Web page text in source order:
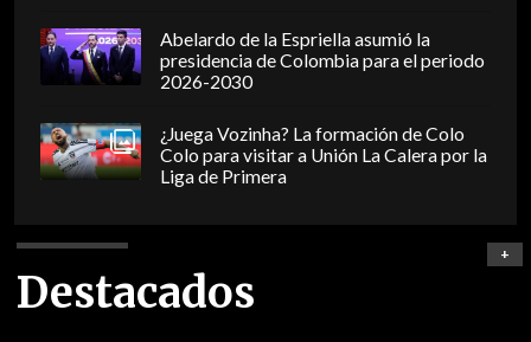
Abelardo de la Espriella asumió la
presidencia de Colombia para el periodo
2026-2030
¿Juega Vozinha? La formación de Colo
Colo para visitar a Unión La Calera por la
Liga de Primera
Destacados
+